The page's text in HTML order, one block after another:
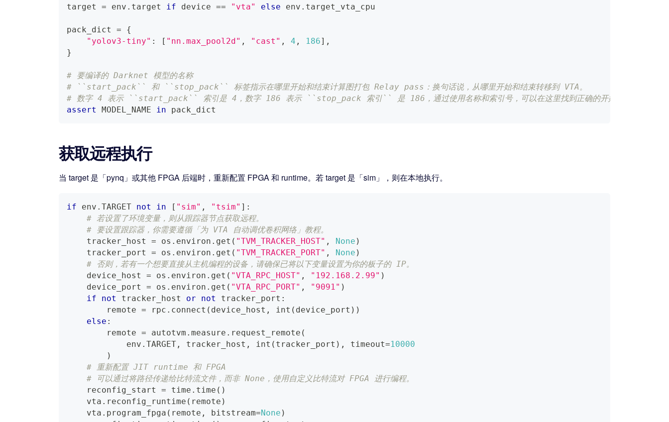
target = env . target if device == "vta" else env . target_vta_cpu
pack_dict =
{
"yolov3-tiny" : [ "nn.max_pool2d" , "cast" , 4 , 186] ,
}
# 要编译的 Darknet 模型的名称
# ``start_pack`` 和 ``stop_pack`` 标签指示在哪里开始和结束计算图打包 Relay pass：换句话说，从哪里开始和结束转移到 VTA。
# 数字 4 表示 ``start_pack`` 索引是 4，数字 186 表示 ``stop_pack 索引`` 是 186，通过使用名称和索引号，可以在这里找到正确的开始/结束
assert
MODEL_NAME in pack_dict
获取远程执行
当 target 是「pynq」或其他 FPGA 后端时，重新配置 FPGA 和 runtime。若 target 是「sim」，则在本地执行。
if env . TARGET not in [ "sim" , "tsim" ] :
# 若设置了环境变量，则从跟踪器节点获取远程。
# 要设置跟踪器，你需要遵循「为 VTA 自动调优卷积网络」教程。
    tracker_host
= os . environ . get ( "TVM_TRACKER_HOST" , None )
    tracker_port
= os . environ . get ( "TVM_TRACKER_PORT" , None )
# 否则，若有一个想要直接从主机编程的设备，请确保已将以下变量设置为你的板子的 IP。
    device_host
= os . environ . get ( "VTA_RPC_HOST" , "192.168.2.99" )
    device_port
= os . environ . get ( "VTA_RPC_PORT" , "9091" )
if
not tracker_host or not tracker_port :
        remote
= rpc . connect ( device_host , int ( device_port ) )
else :
        remote
= autotvm . measure . request_remote (
            env
. TARGET , tracker_host , int ( tracker_port ) , timeout=10000
)
# 重新配置 JIT runtime 和 FPGA
# 可以通过将路径传递给比特流文件，而非 None，使用自定义比特流对 FPGA 进行编程。
    reconfig_start
= time . time ( )
    vta
. reconfig_runtime ( remote )
    vta
. program_fpga ( remote , bitstream=None )